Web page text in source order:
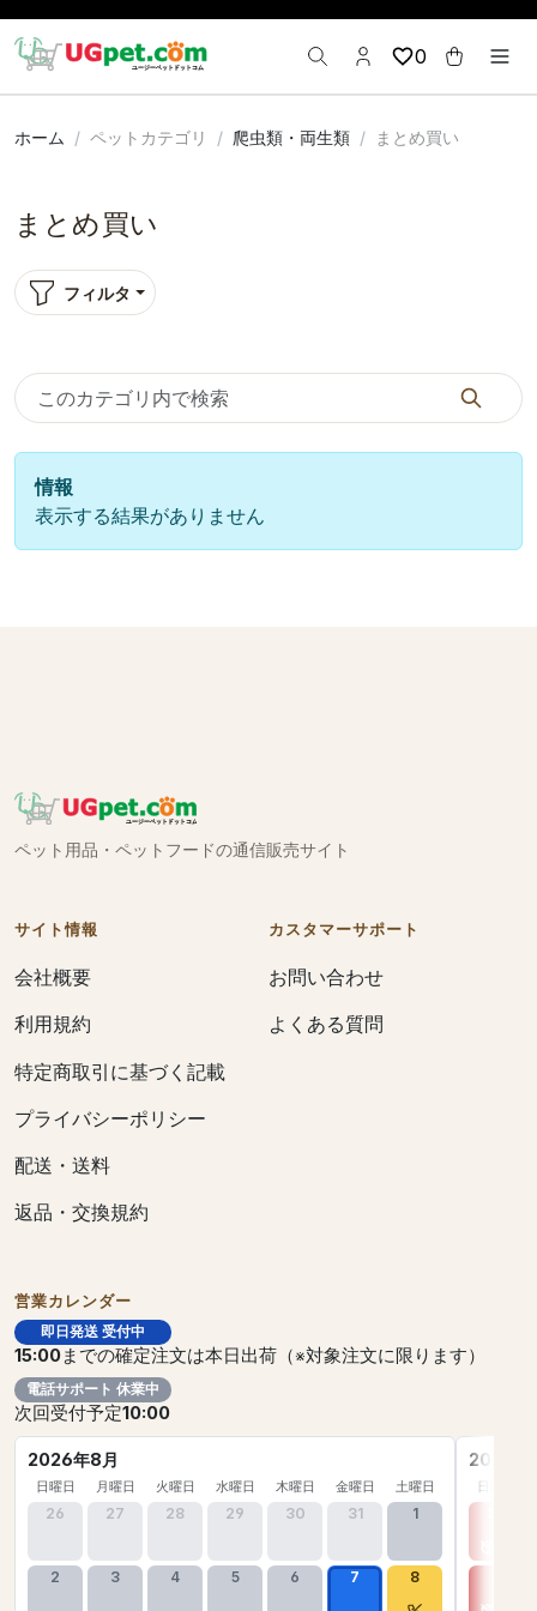
0
ホーム ペットカテゴリ 爬虫類・両生類 まとめ買い
まとめ買い
フィルタ
情報
表示する結果がありません
ペット用品・ペットフードの通信販売サイト
サイト情報
会社概要
利用規約
特定商取引に基づく記載
プライバシーポリシー
配送・送料
返品・交換規約
カスタマーサポート
お問い合わせ
よくある質問
営業カレンダー
即日発送 受付中
15:00までの確定注文は本日出荷（※対象注文に限ります）
電話サポート 休業中
次回受付予定10:00
2026年8月
日曜日 月曜日 火曜日 水曜日 木曜日 金曜日 土曜日
26 27 28 29 30 31 1
2 3 4 5 6 7 8
2026年
日曜日